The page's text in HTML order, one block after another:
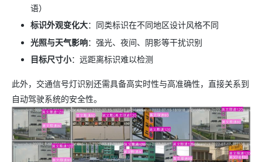
语）
标识外观变化大：同类标识在不同地区设计风格不同
光照与天气影响：强光、夜间、阴影等干扰识别
目标尺寸小：远距离标识难以检测
此外，交通信号灯识别还需具备高实时性与高准确性，直接关系到
自动驾驶系统的安全性。